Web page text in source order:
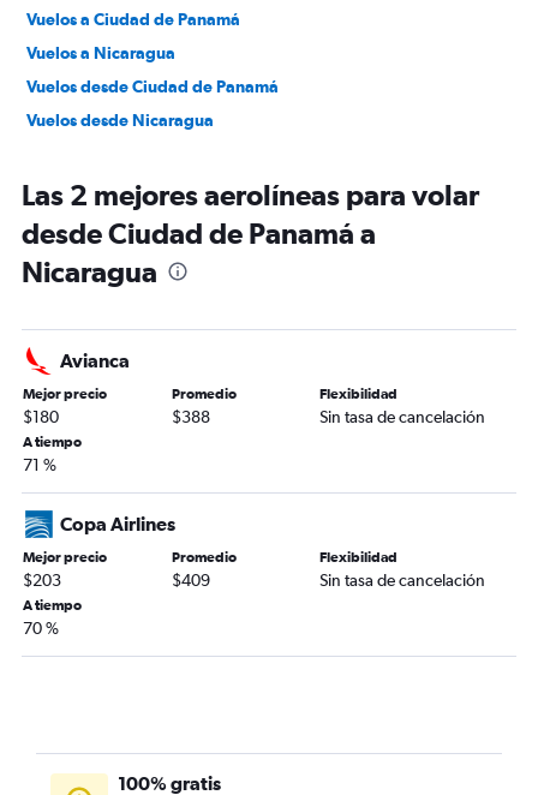
Vuelos a Ciudad de Panamá
Vuelos a Nicaragua
Vuelos desde Ciudad de Panamá
Vuelos desde Nicaragua
Las 2 mejores aerolíneas para volar
desde Ciudad de Panamá a
Nicaragua
Avianca
Mejor precio
$180
Promedio
$388
Flexibilidad
Sin tasa de cancelación
A tiempo
71 %
Copa Airlines
Mejor precio
$203
Promedio
$409
Flexibilidad
Sin tasa de cancelación
A tiempo
70 %
100% gratis